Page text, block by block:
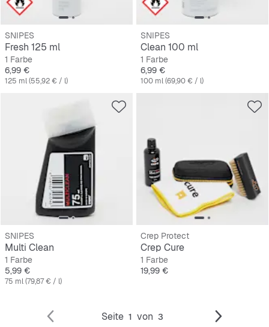
SNIPES
Fresh 125 ml
1 Farbe
Preis
6,99 €
125 ml (55,92 € / l)
SNIPES
Clean 100 ml
1 Farbe
Preis
6,99 €
100 ml (69,90 € / l)
SNIPES
Multi Clean
1 Farbe
Preis
5,99 €
75 ml (79,87 € / l)
Crep Protect
Crep Cure
1 Farbe
Preis
19,99 €
Seite 1 von 3